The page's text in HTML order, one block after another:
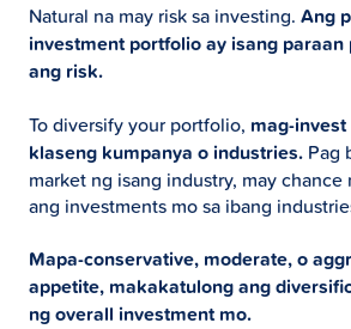
Natural na may risk sa investing. Ang
investment portfolio ay isang paraan
ang risk.
To diversify your portfolio, mag-
klaseng kumpanya o industries. Pag
market ng isang industry, may
ang investments mo sa ibang
Mapa-conservative, moderate, o
appetite, makakatulong ang
ng overall investment mo.